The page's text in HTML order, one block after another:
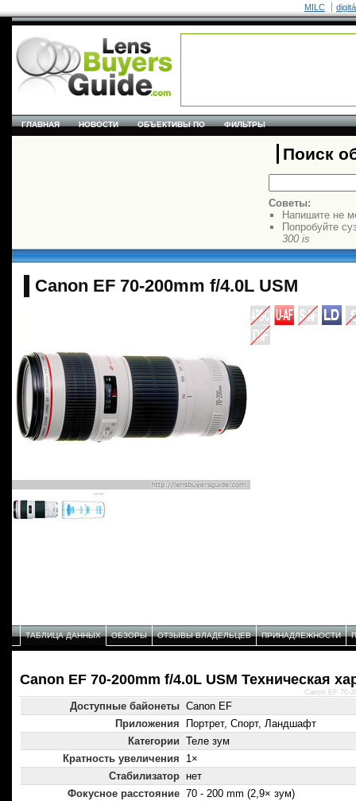
MILC
ГЛАВНАЯ НОВОСТИ ОБЪЕКТИВЫ ПО ФИЛЬТРЫ
Поиск
Советы:
Напишите не
Попробуйте
300 is
Canon EF 70-200mm f/4.0L USM
ТАБЛИЦА ДАННЫХ ОБЗОРЫ ОТЗЫВЫ ВЛАДЕЛЬЦЕВ ПРИНАДЛЕЖНОСТИ
Canon EF 70-200mm f/4.0L USM Техническая
Доступные байонеты Canon EF
Приложения
Портрет, Спорт, Ландшафт
Категории Теле зум
Кратность увеличения
1×
Стабилизатор нет
Фокусное расстояние 70 - 200 mm (2,9× зум)
Canon EF 70-